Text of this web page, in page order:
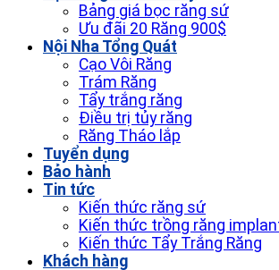
Bảng giá bọc răng sứ
Ưu đãi 20 Răng 900$
Nội Nha Tổng Quát
Cạo Vôi Răng
Trám Răng
Tẩy trắng răng
Điều trị tủy răng
Răng Tháo lắp
Tuyển dụng
Bảo hành
Tin tức
Kiến thức răng sứ
Kiến thức trồng răng
Kiến thức Tẩy Trắng Răng
Khách hàng